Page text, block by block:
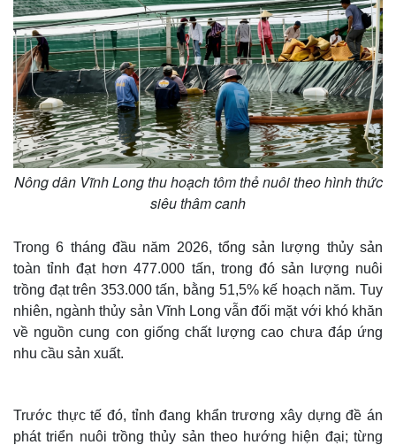
e
Nông dân Vĩnh Long thu hoạch tôm thẻ nuôi theo hình thức
siêu thâm canh
Trong 6 tháng đầu năm 2026, tổng sản lượng thủy sản
toàn tỉnh đạt hơn 477.000 tấn, trong đó sản lượng nuôi
trồng đạt trên 353.000 tấn, bằng 51,5% kế hoạch năm. Tuy
nhiên, ngành thủy sản Vĩnh Long vẫn đối mặt với khó khăn
về nguồn cung con giống chất lượng cao chưa đáp ứng
nhu cầu sản xuất.
Trước thực tế đó, tỉnh đang khẩn trương xây dựng đề án
phát triển nuôi trồng thủy sản theo hướng hiện đại; từng